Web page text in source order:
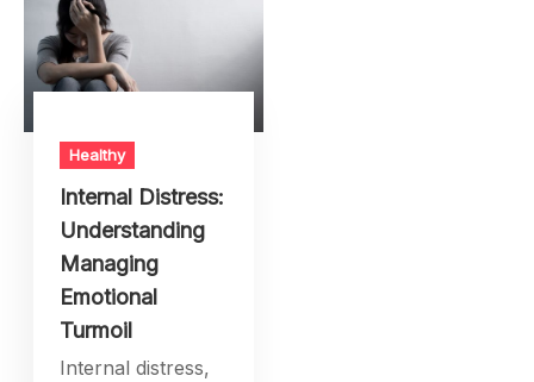
Healthy
Internal Distress:
Understanding
Managing
Emotional
Turmoil
Internal distress,